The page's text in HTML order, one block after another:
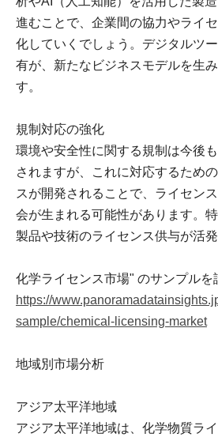
進むことで、企業間の協力やライ
化していくでしょう。デジタルツ
有が、新たなビジネスモデルを生
す。
規制対応の強化
環境や安全性に関する規制は今後
されますが、これに対応するため
スが開発されることで、ライセン
会が生まれる可能性があります。
製品や技術のライセンス供与が活発
化学ライセンス市場" のサンプルを
https://
sample/chemical-licensing-market
地域別市場分析
アジア太平洋地域
アジア太平洋地域は、化学物質ラ